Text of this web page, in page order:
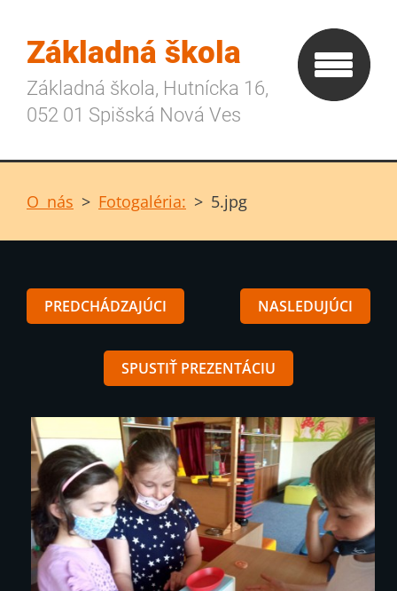
Základná škola
Základná škola, Hutnícka 16,
052 01 Spišská Nová Ves
O nás > Fotogaléria: > 5.jpg
PREDCHÁDZAJÚCI NASLEDUJÚCI
SPUSTIŤ PREZENTÁCIU